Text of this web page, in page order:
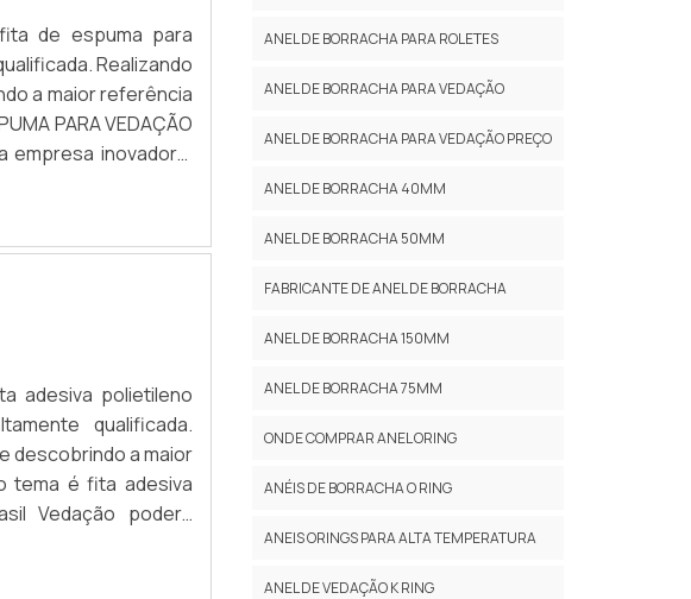
de espuma para
Realizando
a maior referência
PARA VEDAÇÃO
inovadora,
borrachas
adesiva polietileno
qualificada.
descobrindo a maior
tema é fita adesiva
Vedação poderá
duráveis, que não
ANEL DE BORRACHA PARA ROLETES
ANEL DE BORRACHA PARA VEDAÇÃO
ANEL DE BORRACHA PARA VEDAÇÃO PREÇO
ANEL DE BORRACHA 40MM
ANEL DE BORRACHA 50MM
FABRICANTE DE ANEL DE BORRACHA
ANEL DE BORRACHA 150MM
ANEL DE BORRACHA 75MM
ONDE COMPRAR ANEL ORING
ANÉIS DE BORRACHA O RING
ANEIS ORINGS PARA ALTA TEMPERATURA
ANEL DE VEDAÇÃO K RING